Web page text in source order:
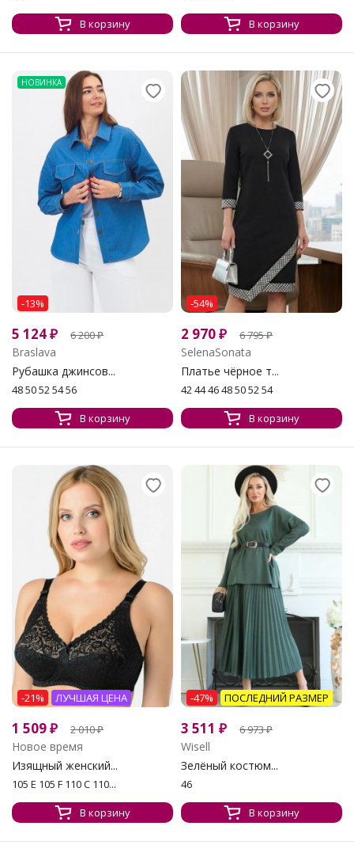
В корзину
В корзину
НОВИНКА
-13%
5 124₽ 6 200₽
Braslava
Рубашка джинсов...
48 50 52 54 56
В корзину
-54%
2 970₽ 6 795₽
SelenaSonata
Платье чёрное т...
42 44 46 48 50 52 54
В корзину
-21% ЛУЧШАЯ ЦЕНА
1 509₽ 2 010₽
Новое время
Изящный женский...
105 E 105 F 110 C 110...
В корзину
-47% ПОСЛЕДНИЙ РАЗМЕР
3 511 ₽ 6 973₽
Wisell
Зелёный костюм...
46
В корзину